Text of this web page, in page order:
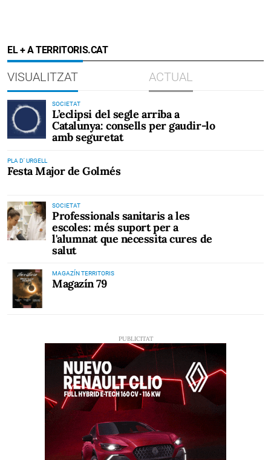
EL + A TERRITORIS.CAT
VISUALITZAT ACTUAL
SOCIETAT
L’eclipsi del segle arriba a
Catalunya: consells per gaudir-lo
amb seguretat
PLA D' URGELL
Festa Major de Golmés
SOCIETAT
Professionals sanitaris a les
escoles: més suport per a
l'alumnat que necessita cures de
salut
MAGAZÍN TERRITORIS
Magazín 79